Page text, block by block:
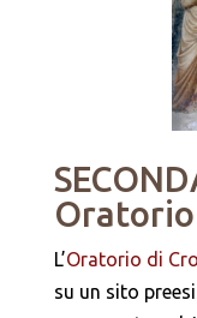
Oratorio
L’Oratorio di
su un sito